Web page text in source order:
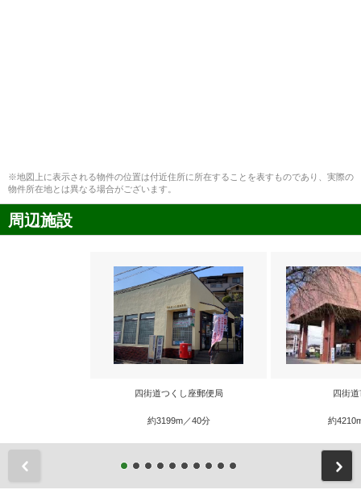
※地図上に表示される物件の位置は付近住所に所在することを表すものであり、実際の
物件所在地とは異なる場合がございます。
周辺施設
四街道つくし座郵便局
約3199m／40分
四街
約